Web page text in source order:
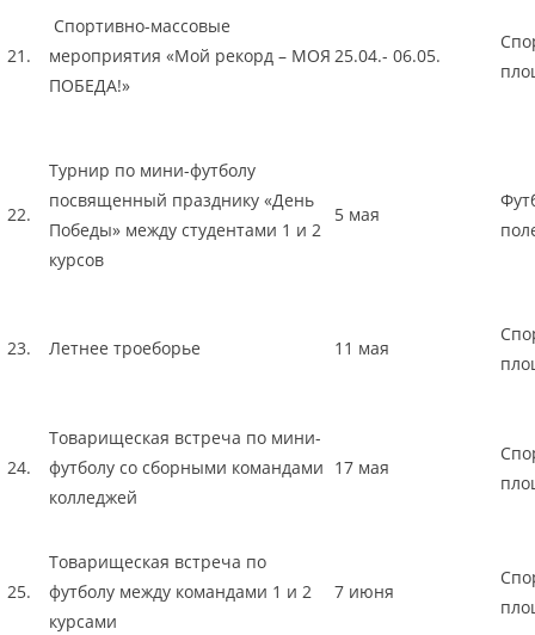
21.
Спортивно-массовые
мероприятия «Мой рекорд – МОЯ
ПОБЕДА!»
25.04.- 06.05.
22.
Турнир по мини-футболу
посвященный празднику «День
Победы» между студентами 1 и 2
курсов
5 мая
23. Летнее троеборье 11 мая
24.
Товарищеская встреча по мини-
футболу со сборными командами
колледжей
17 мая
25.
Товарищеская встреча по
футболу между командами 1 и 2
курсами
7 июня